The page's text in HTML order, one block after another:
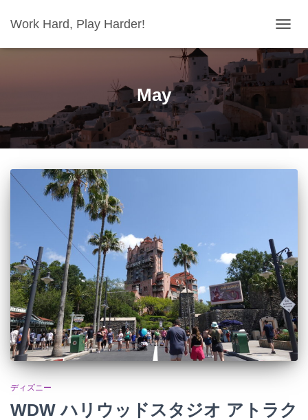
Work Hard, Play Harder!
ビ
ゲ
May
ディズニー
WDW ハリウッドスタジオ アトラク